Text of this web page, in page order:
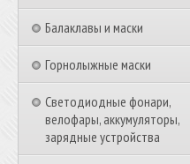
Балаклавы и маски
Горнолыжные маски
Светодиодные фонари,
велофары, аккумуляторы,
зарядные устройства